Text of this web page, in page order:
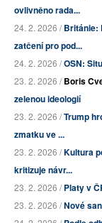
ovlivněno rada...
24. 2. 2026 /Británie:
zatčení pro pod...
24. 2. 2026 /OSN:
23. 2. 2026 /Boris
zelenou ideologií
23. 2. 2026 /Trump
zmatku ve ...
23. 2. 2026 /Kultura
kritizuje návr...
23. 2. 2026 /Platy v
23. 2. 2026 /Nové